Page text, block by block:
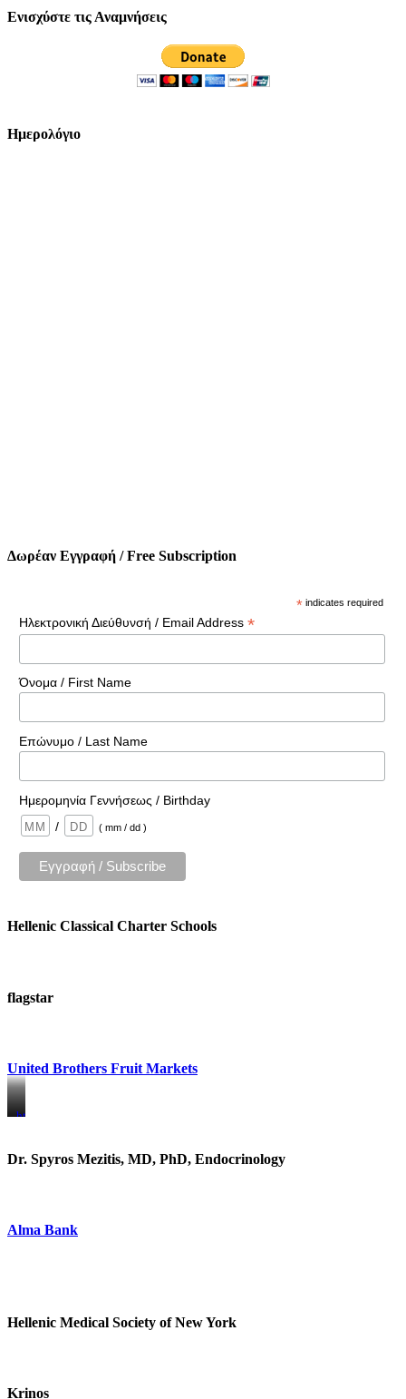
Ενισχύστε τις Αναμνήσεις
Ημερολόγιο
Δωρέαν Εγγραφή / Free Subscription
* indicates required
Ηλεκτρονική Διεύθυνσή / Email Address *
Όνομα / First Name
Επώνυμο / Last Name
Ημερομηνία Γεννήσεως / Birthday
/
( mm / dd )
Hellenic Classical Charter Schools
flagstar
United Brothers Fruit Markets
https://www.unitedbrothersfruitmarkets.com/
https://www.unitedbrothersfruitmarkets.com/
Dr. Spyros Mezitis, MD, PhD, Endocrinology
Alma Bank
Hellenic Medical Society of New York
Krinos